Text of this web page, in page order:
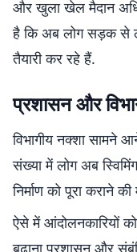
और खुला खेल मैदान
है कि अब लोग सड़क से
तैयारी कर रहे हैं.
प्रशासन और
विभागीय नक्शा सामने
संख्या में लोग अब
निर्माण को पूरा कराने
ऐसे में आंदोलनकारियों
बढ़ाना प्रशासन और